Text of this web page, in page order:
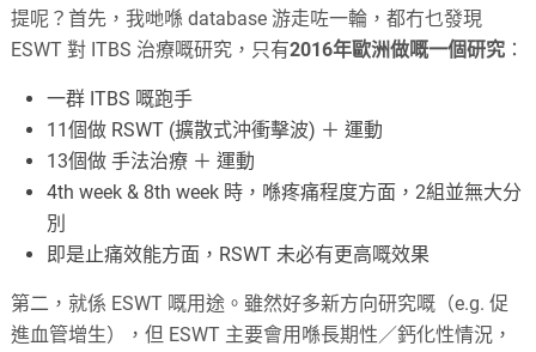
提呢？首先，我哋喺 database 游走咗一輪，都冇乜發現
ESWT 對 ITBS 治療嘅研究，只有2016年歐洲做嘅一個研究 ：
一群 ITBS 嘅跑手
11個做 RSWT (擴散式沖衝擊波) ＋ 運動
13個做 手法治療 ＋ 運動
4th week & 8th week 時，喺疼痛程度方面，2組並無大分
別
即是止痛效能方面，RSWT 未必有更高嘅效果
第二，就係 ESWT 嘅用途。雖然好多新方向研究嘅（e.g. 促
進血管增生），但 ESWT 主要會用喺長期性／鈣化性情況，